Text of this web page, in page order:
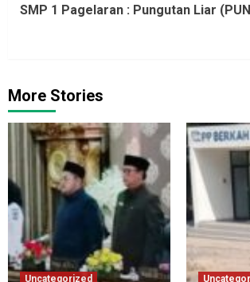
SMP 1 Pagelaran : Pungutan Liar
More Stories
Uncategorized